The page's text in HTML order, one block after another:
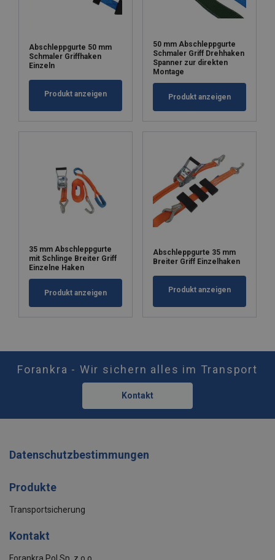
Abschleppgurte 50 mm
Schmaler Griffhaken
Einzeln
Produkt anzeigen
50 mm Abschleppgurte
Schmaler Griff Drehhaken
Spanner zur direkten
Montage
Produkt anzeigen
35 mm Abschleppgurte
mit Schlinge Breiter Griff
Einzelne Haken
Produkt anzeigen
Abschleppgurte 35 mm
Breiter Griff Einzelhaken
Produkt anzeigen
Forankra - Wir sichern alles im Transport
Kontakt
Datenschutzbestimmungen
Produkte
Transportsicherung
Kontakt